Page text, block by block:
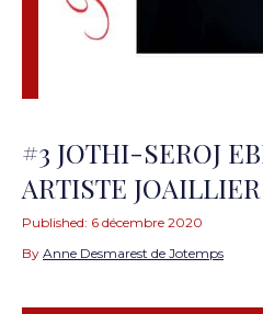
#3 JOTHI-SEROJ
ARTISTE
Published: 6 décembre 2020
By Anne Desmarest de Jotemps